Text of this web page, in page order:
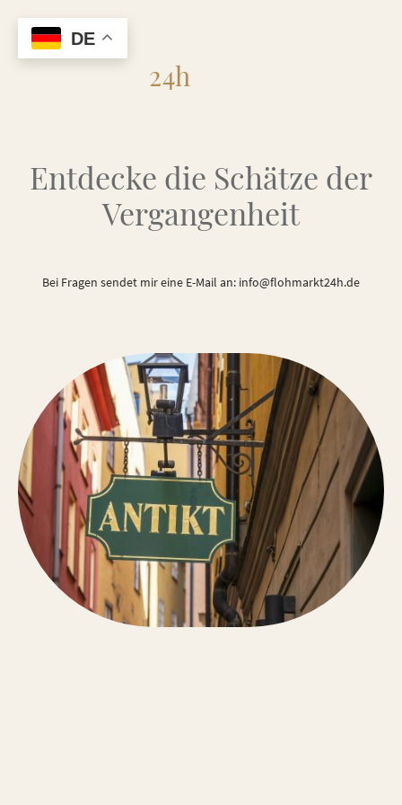
24h
Entdecke die Schätze der
Vergangenheit
Bei Fragen sendet mir eine E-Mail an: info@flohmarkt24h.de
DE